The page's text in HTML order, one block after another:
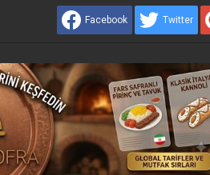
Facebook Twitter